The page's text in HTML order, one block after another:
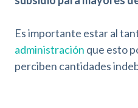
Es importante estar al
administración que esto
perciben cantidades